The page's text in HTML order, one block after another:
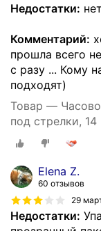
Недостатки: нет
Комментарий:
прошла всего
с разу ... Кому
подходят)
Товар —
под стрелки,
Elena Z.
60 отзывов
29
Недостатки: